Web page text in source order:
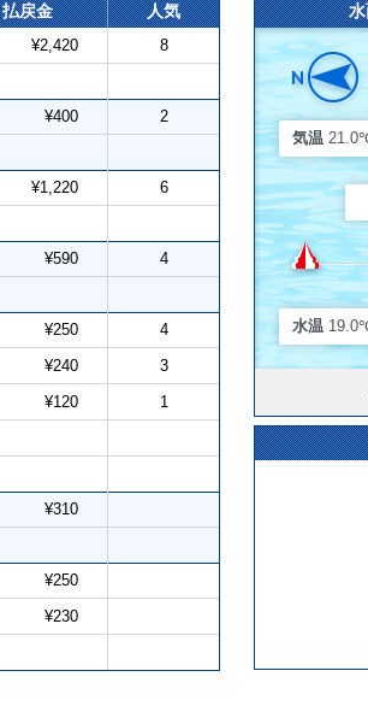
払戻金 人気
¥2,420 8
¥400 2
¥1,220 6
¥590 4
¥250 4
¥240 3
¥120 1
¥310
¥250
¥230
気温
水温